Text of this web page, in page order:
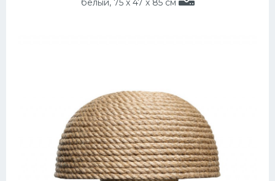
белый, 75 х 47 х 85 см